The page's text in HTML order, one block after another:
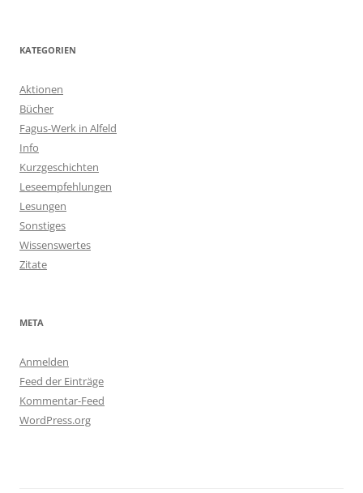
KATEGORIEN
Aktionen
Bücher
Fagus-Werk in Alfeld
Info
Kurzgeschichten
Leseempfehlungen
Lesungen
Sonstiges
Wissenswertes
Zitate
META
Anmelden
Feed der Einträge
Kommentar-Feed
WordPress.org